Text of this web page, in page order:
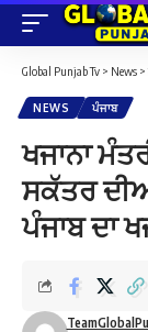
Global Punjab Tv > News >
NEWS ਪੰਜਾਬ
ਖਜਾਨਾ
ਸਕੱਤਰ
ਪੰਜਾਬ ਦਾ